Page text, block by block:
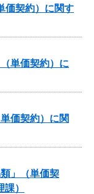
契約）に関す
単価契約）に
価契約）に関
」（単価契
）